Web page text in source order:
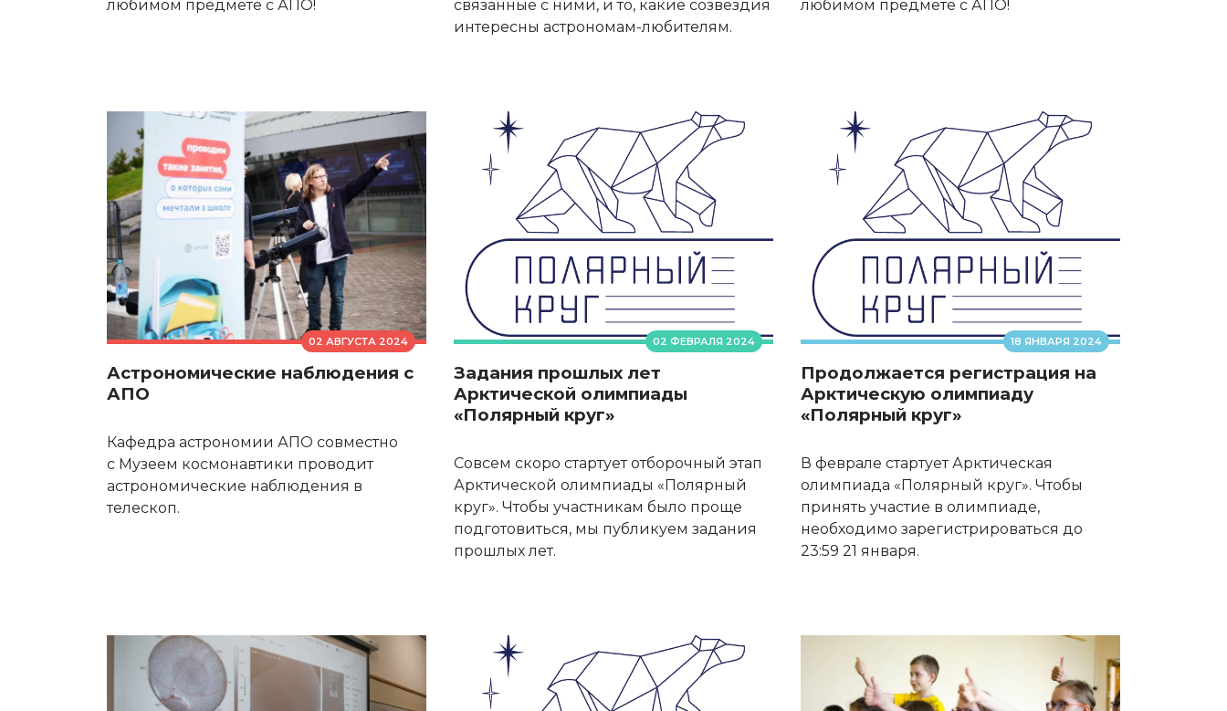
любимом предмете с АПО!
связанные с ними, и то, какие созвездия
интересны астрономам-любителям.
любимом предмете с АПО!
02 АВГУСТА 2024
Астрономические наблюдения с
АПО
Кафедра астрономии АПО совместно
с Музеем космонавтики проводит
астрономические наблюдения в
телескоп.
02 ФЕВРАЛЯ 2024
Задания прошлых лет
Арктической олимпиады
«Полярный круг»
Совсем скоро стартует отборочный этап
Арктической олимпиады «Полярный
круг». Чтобы участникам было проще
подготовиться, мы публикуем задания
прошлых лет.
18 ЯНВАРЯ 2024
Продолжается регистрация на
Арктическую олимпиаду
«Полярный круг»
В феврале стартует Арктическая
олимпиада «Полярный круг». Чтобы
принять участие в олимпиаде,
необходимо зарегистрироваться до
23:59 21 января.